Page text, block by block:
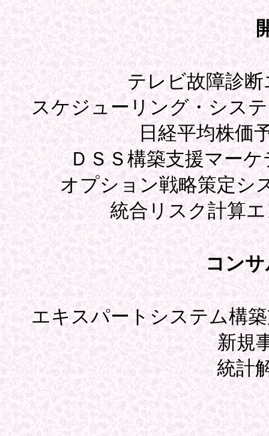
テレビ故障診
スケジューリング・シス
日経平均株価
ＤＳＳ構築支援マー
オプション戦略策定シ
統合リスク計算
コン
エキスパートシステム構
新規
統計